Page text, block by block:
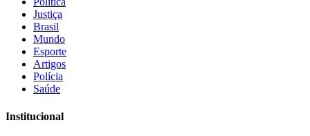
Justiça
Brasil
Mundo
Esporte
Artigos
Polícia
Saúde
Institucional